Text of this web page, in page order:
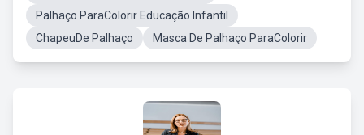
Palhaço ParaColorir Educação Infantil
ChapeuDe Palhaço
Masca De Palhaço ParaColorir